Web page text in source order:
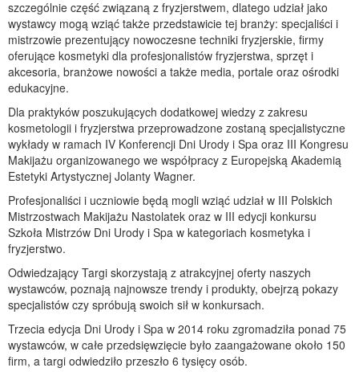
szczególnie część związaną z fryzjerstwem, dlatego udział jako
wystawcy mogą wziąć także przedstawicie tej branży: specjaliści i
mistrzowie prezentujący nowoczesne techniki fryzjerskie, firmy
oferujące kosmetyki dla profesjonalistów fryzjerstwa, sprzęt i
akcesoria, branżowe nowości a także media, portale oraz ośrodki
edukacyjne.
Dla praktyków poszukujących dodatkowej wiedzy z zakresu
kosmetologii i fryzjerstwa przeprowadzone zostaną specjalistyczne
wykłady w ramach IV Konferencji Dni Urody i Spa oraz III Kongresu
Makijażu organizowanego we współpracy z Europejską Akademią
Estetyki Artystycznej Jolanty Wagner.
Profesjonaliści i uczniowie będą mogli wziąć udział w III Polskich
Mistrzostwach Makijażu Nastolatek oraz w III edycji konkursu
Szkoła Mistrzów Dni Urody i Spa w kategoriach kosmetyka i
fryzjerstwo.
Odwiedzający Targi skorzystają z atrakcyjnej oferty naszych
wystawców, poznają najnowsze trendy i produkty, obejrzą pokazy
specjalistów czy spróbują swoich sił w konkursach.
Trzecia edycja Dni Urody i Spa w 2014 roku zgromadziła ponad 75
wystawców, w całe przedsięwzięcie było zaangażowane około 150
firm, a targi odwiedziło przeszło 6 tysięcy osób.